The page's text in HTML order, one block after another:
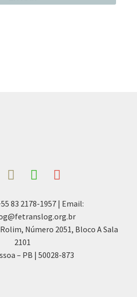
83 2178-1957 | Email:
Número 2051, Bloco A Sala
2101
– PB | 50028-873